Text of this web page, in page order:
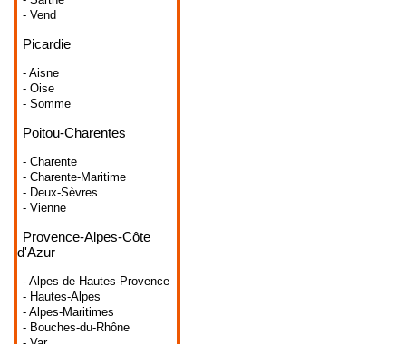
- Vend
Picardie
- Aisne
- Oise
- Somme
Poitou-Charentes
- Charente
- Charente-Maritime
- Deux-Sèvres
- Vienne
Provence-Alpes-Côte
d'Azur
- Alpes de Hautes-Provence
- Hautes-Alpes
- Alpes-Maritimes
- Bouches-du-Rhône